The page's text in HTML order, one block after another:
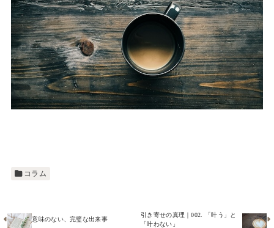
コラム
意味のない、完璧な出来事
引き寄せの真理｜002. 「叶う」と
「叶わない」